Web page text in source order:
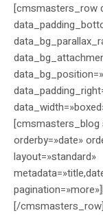
[cmsmasters_row
[cmsmasters_blog
orderby=»date»
layout=»standard»
[/cmsmasters_row]